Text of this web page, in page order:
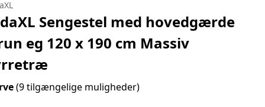
Sengestel med hovedgærde
eg 120 x 190 cm Massiv
(9 tilgængelige muligheder)